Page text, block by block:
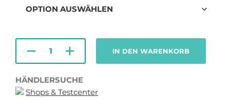
IN DEN WARENKORB
HÄNDLERSUCHE
Shops & Testcenter